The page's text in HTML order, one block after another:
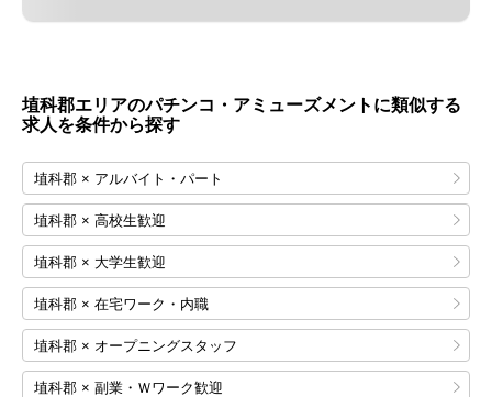
埴科郡エリアのパチンコ・アミューズメントに類似する
求人を条件から探す
埴科郡 × アルバイト・パート
埴科郡 × 高校生歓迎
埴科郡 × 大学生歓迎
埴科郡 × 在宅ワーク・内職
埴科郡 × オープニングスタッフ
埴科郡 × 副業・Ｗワーク歓迎